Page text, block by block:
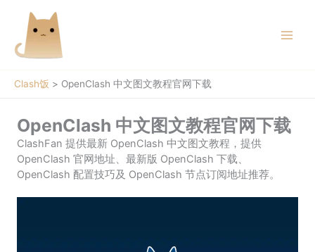
Clash饭 > OpenClash 中文图文教程官网下载
OpenClash 中文图文教程官网下载
ClashFan 提供最新 OpenClash 中文图文教程，提供
OpenClash 官网地址、最新版 OpenClash 下载、
OpenClash 配置技巧及 OpenClash 节点订阅地址推荐。